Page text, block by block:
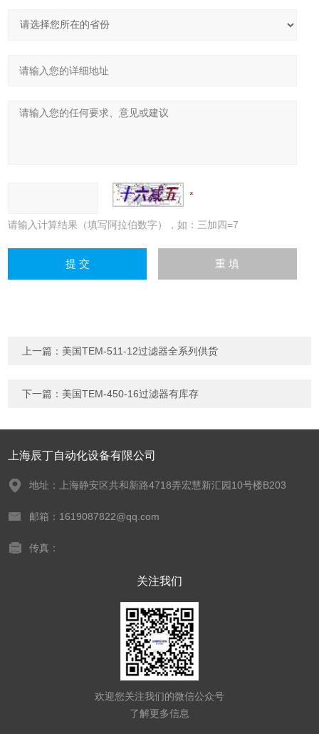
请输入计算结果（填写阿拉伯数字），如：三加四=7
上一篇： 美国TEM-511-12过滤器全系列供货
下一篇： 美国TEM-450-16过滤器有库存
上海辰丁自动化设备有限公司
地址：上海静安区共和新路4718弄宏慧新汇园10号楼B203
邮箱：1619087822@qq.com
传真：
关注我们
欢迎您关注我们的微信公众号
了解更多信息